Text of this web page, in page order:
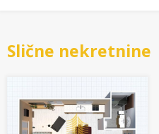
Slične nekretnine